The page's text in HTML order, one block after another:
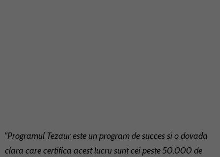
"Programul Tezaur este un program de succes si o dovada
clara care certifica acest lucru sunt cei peste 50.000 de